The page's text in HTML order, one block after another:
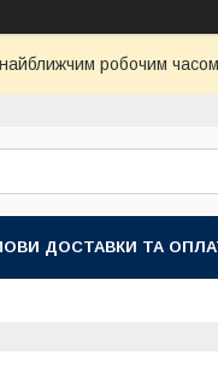
робочим
ДОСТАВКИ ТА